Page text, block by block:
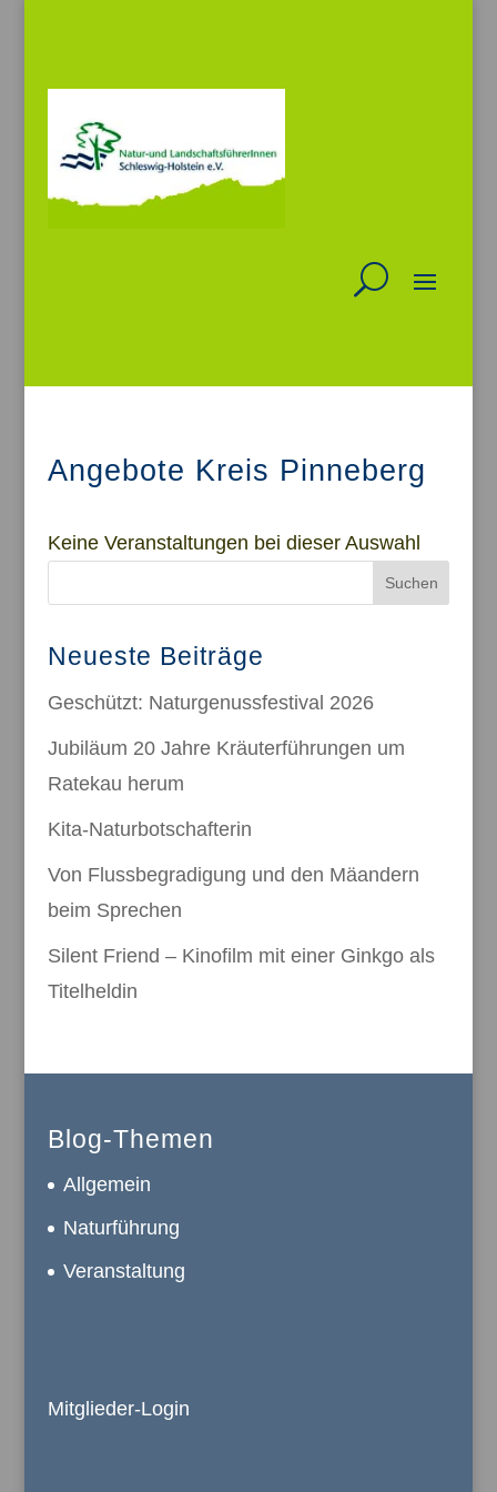
Angebote Kreis Pinneberg
Keine Veranstaltungen bei dieser Auswahl
Suchen
Neueste Beiträge
Geschützt: Naturgenussfestival 2026
Jubiläum 20 Jahre Kräuterführungen um
Ratekau herum
Kita-Naturbotschafterin
Von Flussbegradigung und den Mäandern
beim Sprechen
Silent Friend – Kinofilm mit einer Ginkgo als
Titelheldin
Blog-Themen
Allgemein
Naturführung
Veranstaltung
Mitglieder-Login